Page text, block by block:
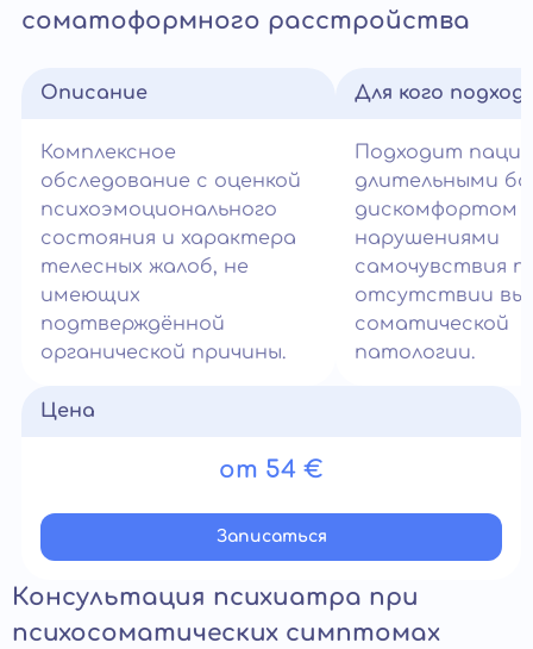
соматоформного расстройства
Описание
Комплексное
обследование с оценкой
психоэмоционального
состояния и характера
телесных жалоб, не
имеющих
подтверждённой
органической причины.
Для кого
Подходит
длительными
дискомфортом
нарушениями
самочувствия
отсутствии
соматической
патологии.
Цена
от 54 €
Записатьcя
Консультация психиатра при
психосоматических симптомах